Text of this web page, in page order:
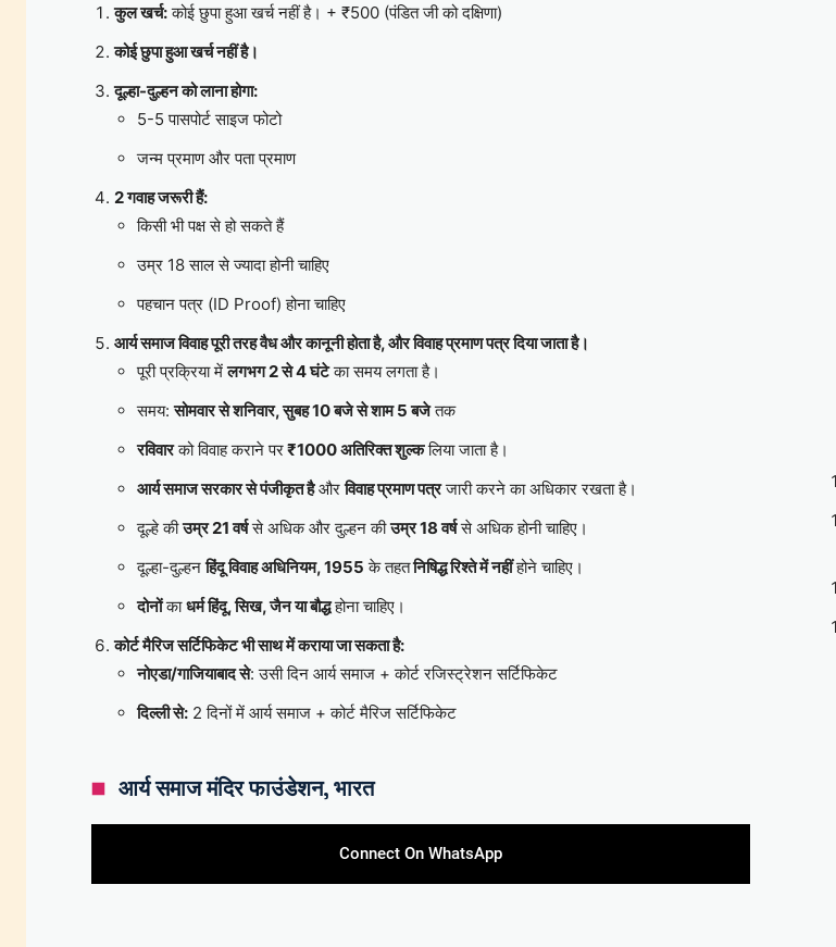
कुल खर्च:कोई छुपा हुआ खर्च नहीं है। + ₹500 (पंडित जी को दक्षिणा)
कोई छुपा हुआ खर्च नहीं है।
दूल्हा-दुल्हन को लाना होगा:
5-5 पासपोर्ट साइज फोटो
जन्म प्रमाण और पता प्रमाण
2 गवाह जरूरी हैं:
किसी भी पक्ष से हो सकते हैं
उम्र 18 साल से ज्यादा होनी चाहिए
पहचान पत्र (ID Proof) होना चाहिए
आर्य समाज विवाह पूरी तरह वैध और कानूनी होता है, और विवाह प्रमाण पत्र दिया जाता है।
पूरी प्रक्रिया मेंलगभग 2 से 4 घंटेका समय लगता है।
समय:सोमवार से शनिवार, सुबह 10 बजे से शाम 5 बजेतक
रविवारको विवाह कराने पर₹1000 अतिरिक्त शुल्कलिया जाता है।
आर्य समाज सरकार से पंजीकृत हैऔरविवाह प्रमाण पत्रजारी करने का अधिकार रखता है।
दूल्हे कीउम्र 21 वर्षसे अधिक और दुल्हन कीउम्र 18 वर्षसे अधिक होनी चाहिए।
दूल्हा-दुल्हनहिंदू विवाह अधिनियम, 1955 के तहतनिषिद्ध रिश्ते में नहींहोने चाहिए।
दोनोंकाधर्म हिंदू, सिख, जैन या बौद्धहोना चाहिए।
कोर्ट मैरिज सर्टिफिकेट भी साथ में कराया जा सकता है:
नोएडा/गाजियाबाद से: उसी दिन आर्य समाज + कोर्ट रजिस्ट्रेशन सर्टिफिकेट
दिल्ली से: 2 दिनों में आर्य समाज + कोर्ट मैरिज सर्टिफिकेट
आर्य समाज मंदिर फाउंडेशन, भारत
Connect On WhatsApp